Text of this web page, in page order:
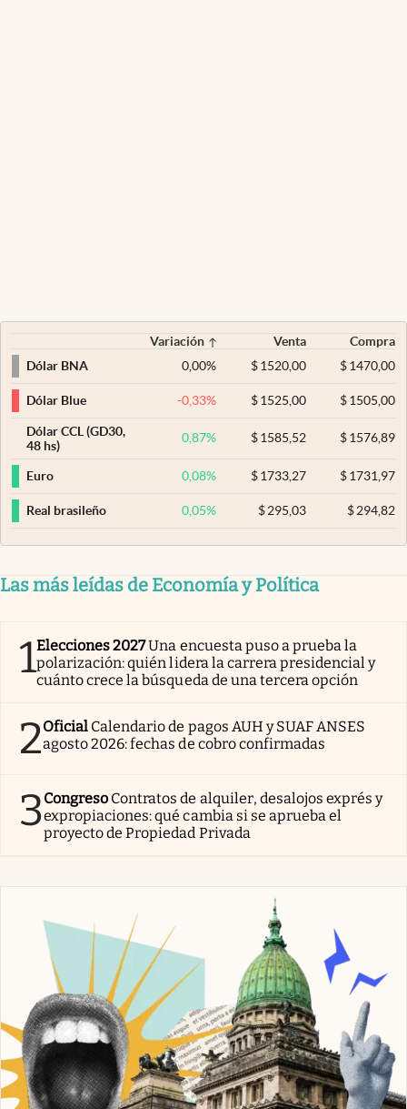
Variación Venta
Compra
Dólar BNA
0,00% $ 1520,00 $1470,00
Dólar Blue -0,33% $ 1525,00 $1505,00
Dólar CCL (GD30,
48 hs)
0,87% $ 1585,52 $1576,89
Euro 0,08% $ 1733,27 $1731,97
Real brasileño 0,05% $ 295,03 $294,82
Las más leídas de Economía y Política
1Elecciones 2027Una encuesta puso a prueba la
polarización: quién lidera la carrera presidencial y
cuánto crece la búsqueda de una tercera opción
2Oficial Calendario de pagos AUH y SUAF ANSES
agosto 2026: fechas de cobro confirmadas
3Congreso Contratos de alquiler, desalojos exprés y
expropiaciones: qué cambia si se aprueba el
proyecto de Propiedad Privada